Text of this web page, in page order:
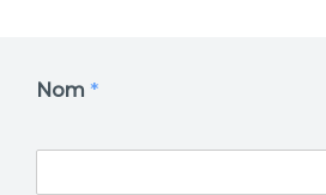
Nom *